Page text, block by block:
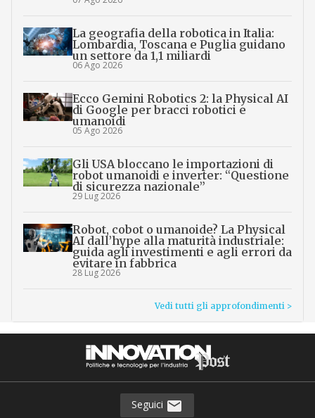
La geografia della robotica in Italia:
Lombardia, Toscana e Puglia guidano
un settore da 1,1 miliardi
06 Ago 2026
Ecco Gemini Robotics 2: la Physical AI
di Google per bracci robotici e
umanoidi
05 Ago 2026
Gli USA bloccano le importazioni di
robot umanoidi e inverter: “Questione
di sicurezza nazionale”
29 Lug 2026
Robot, cobot o umanoide? La Physical
AI dall’hype alla maturità industriale:
guida agli investimenti e agli errori da
evitare in fabbrica
28 Lug 2026
Vedi tutti gli approfondimenti >
Seguici